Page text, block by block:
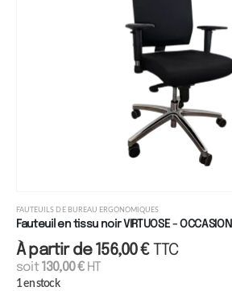
FAUTEUILS DE BUREAU ERGONOMIQUES
Fauteuil en tissu noir VIRTUOSE - OCCASION
À partir de156,00€ TTC
soit130,00€HT
1 en stock